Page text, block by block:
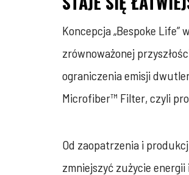
Koncepcja „Bespoke
zrównoważonej
ograniczenia emisji
Microfiber™ Filter, czyli
Od zaopatrzenia i
zmniejszyć zużycie